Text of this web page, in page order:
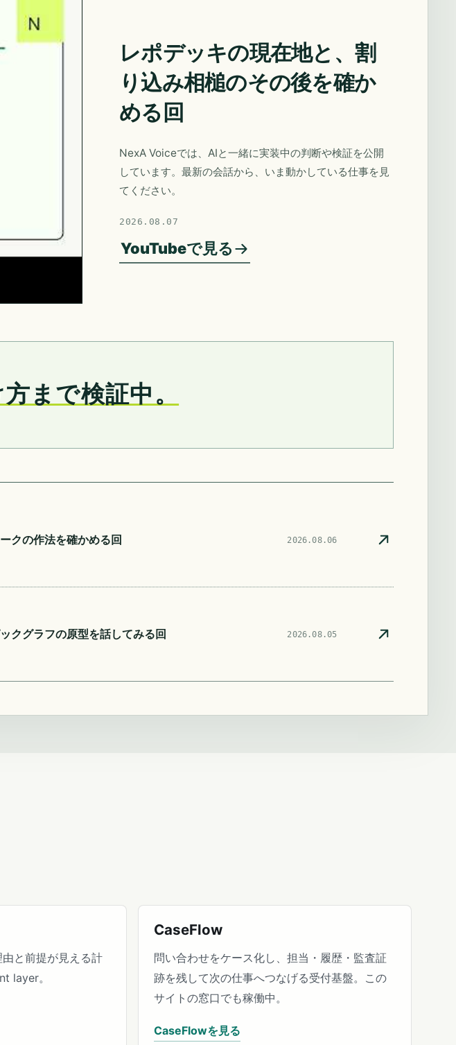
レポデッキの現在地と、割
り込み相槌のその後を確か
める回
NexA Voiceでは、AIと一緒に実装中の判断や検証を公開
しています。最新の会話から、いま動かしている仕事を見
てください。
2026.08.07
YouTubeで見る
まで検証中。
クの作法を確かめる回 2026.08.06
クグラフの原型を話してみる回 2026.08.05
と前提が見える計
layer。
CaseFlow
問い合わせをケース化し、担当・履歴・監査証
跡を残して次の仕事へつなげる受付基盤。この
サイトの窓口でも稼働中。
CaseFlowを見る